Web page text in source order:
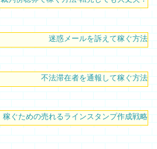
迷惑メールを訴えて稼ぐ方法
不法滞在者を通報して稼ぐ方法
稼ぐための売れるラインスタンプ作成戦略